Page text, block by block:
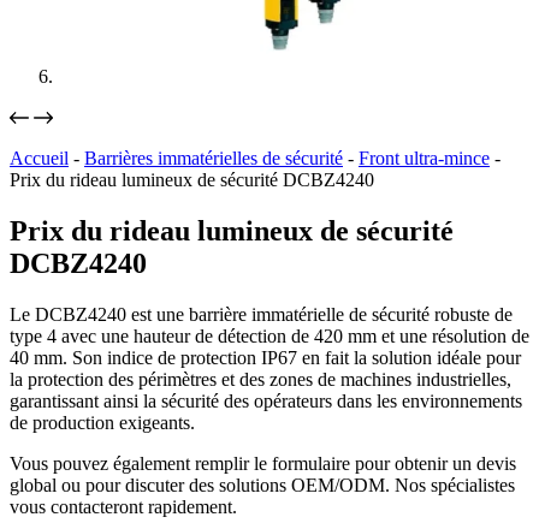
Accueil - Barrières immatérielles de sécurité - Front ultra-mince -
Prix du rideau lumineux de sécurité DCBZ4240
Prix du rideau lumineux de sécurité
DCBZ4240
Le DCBZ4240 est une barrière immatérielle de sécurité robuste de
type 4 avec une hauteur de détection de 420 mm et une résolution de
40 mm. Son indice de protection IP67 en fait la solution idéale pour
la protection des périmètres et des zones de machines industrielles,
garantissant ainsi la sécurité des opérateurs dans les environnements
de production exigeants.
Vous pouvez également remplir le formulaire pour obtenir un devis
global ou pour discuter des solutions OEM/ODM. Nos spécialistes
vous contacteront rapidement.